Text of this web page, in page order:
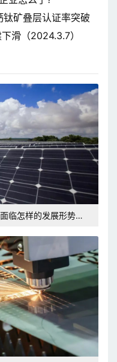
钛矿叠层认证率突破
滑（2024.3.7）
临怎样的发展形势和